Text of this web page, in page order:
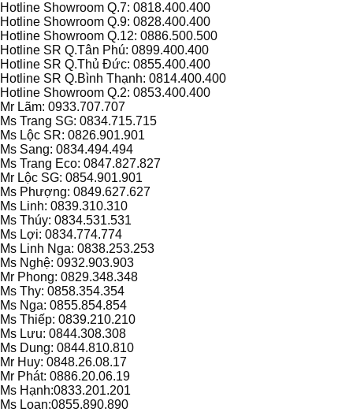
Hotline Showroom Q.7: 0818.400.400
Hotline Showroom Q.9: 0828.400.400
Hotline Showroom Q.12: 0886.500.500
Hotline SR Q.Tân Phú: 0899.400.400
Hotline SR Q.Thủ Đức: 0855.400.400
Hotline SR Q.Bình Thạnh: 0814.400.400
Hotline Showroom Q.2: 0853.400.400
Mr Lãm: 0933.707.707
Ms Trang SG: 0834.715.715
Ms Lộc SR: 0826.901.901
Ms Sang: 0834.494.494
Ms Trang Eco: 0847.827.827
Mr Lộc SG: 0854.901.901
Ms Phượng: 0849.627.627
Ms Linh: 0839.310.310
Ms Thúy: 0834.531.531
Ms Lợi: 0834.774.774
Ms Linh Nga: 0838.253.253
Ms Nghệ: 0932.903.903
Mr Phong: 0829.348.348
Ms Thy: 0858.354.354
Ms Nga: 0855.854.854
Ms Thiếp: 0839.210.210
Ms Lưu: 0844.308.308
Ms Dung: 0844.810.810
Mr Huy: 0848.26.08.17
Mr Phát: 0886.20.06.19
Ms Hạnh:0833.201.201
Ms Loan:0855.890.890